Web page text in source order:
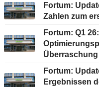
Fortum:
Zahlen zum
Fortum: Q1
Fortum:
Ergebnissen